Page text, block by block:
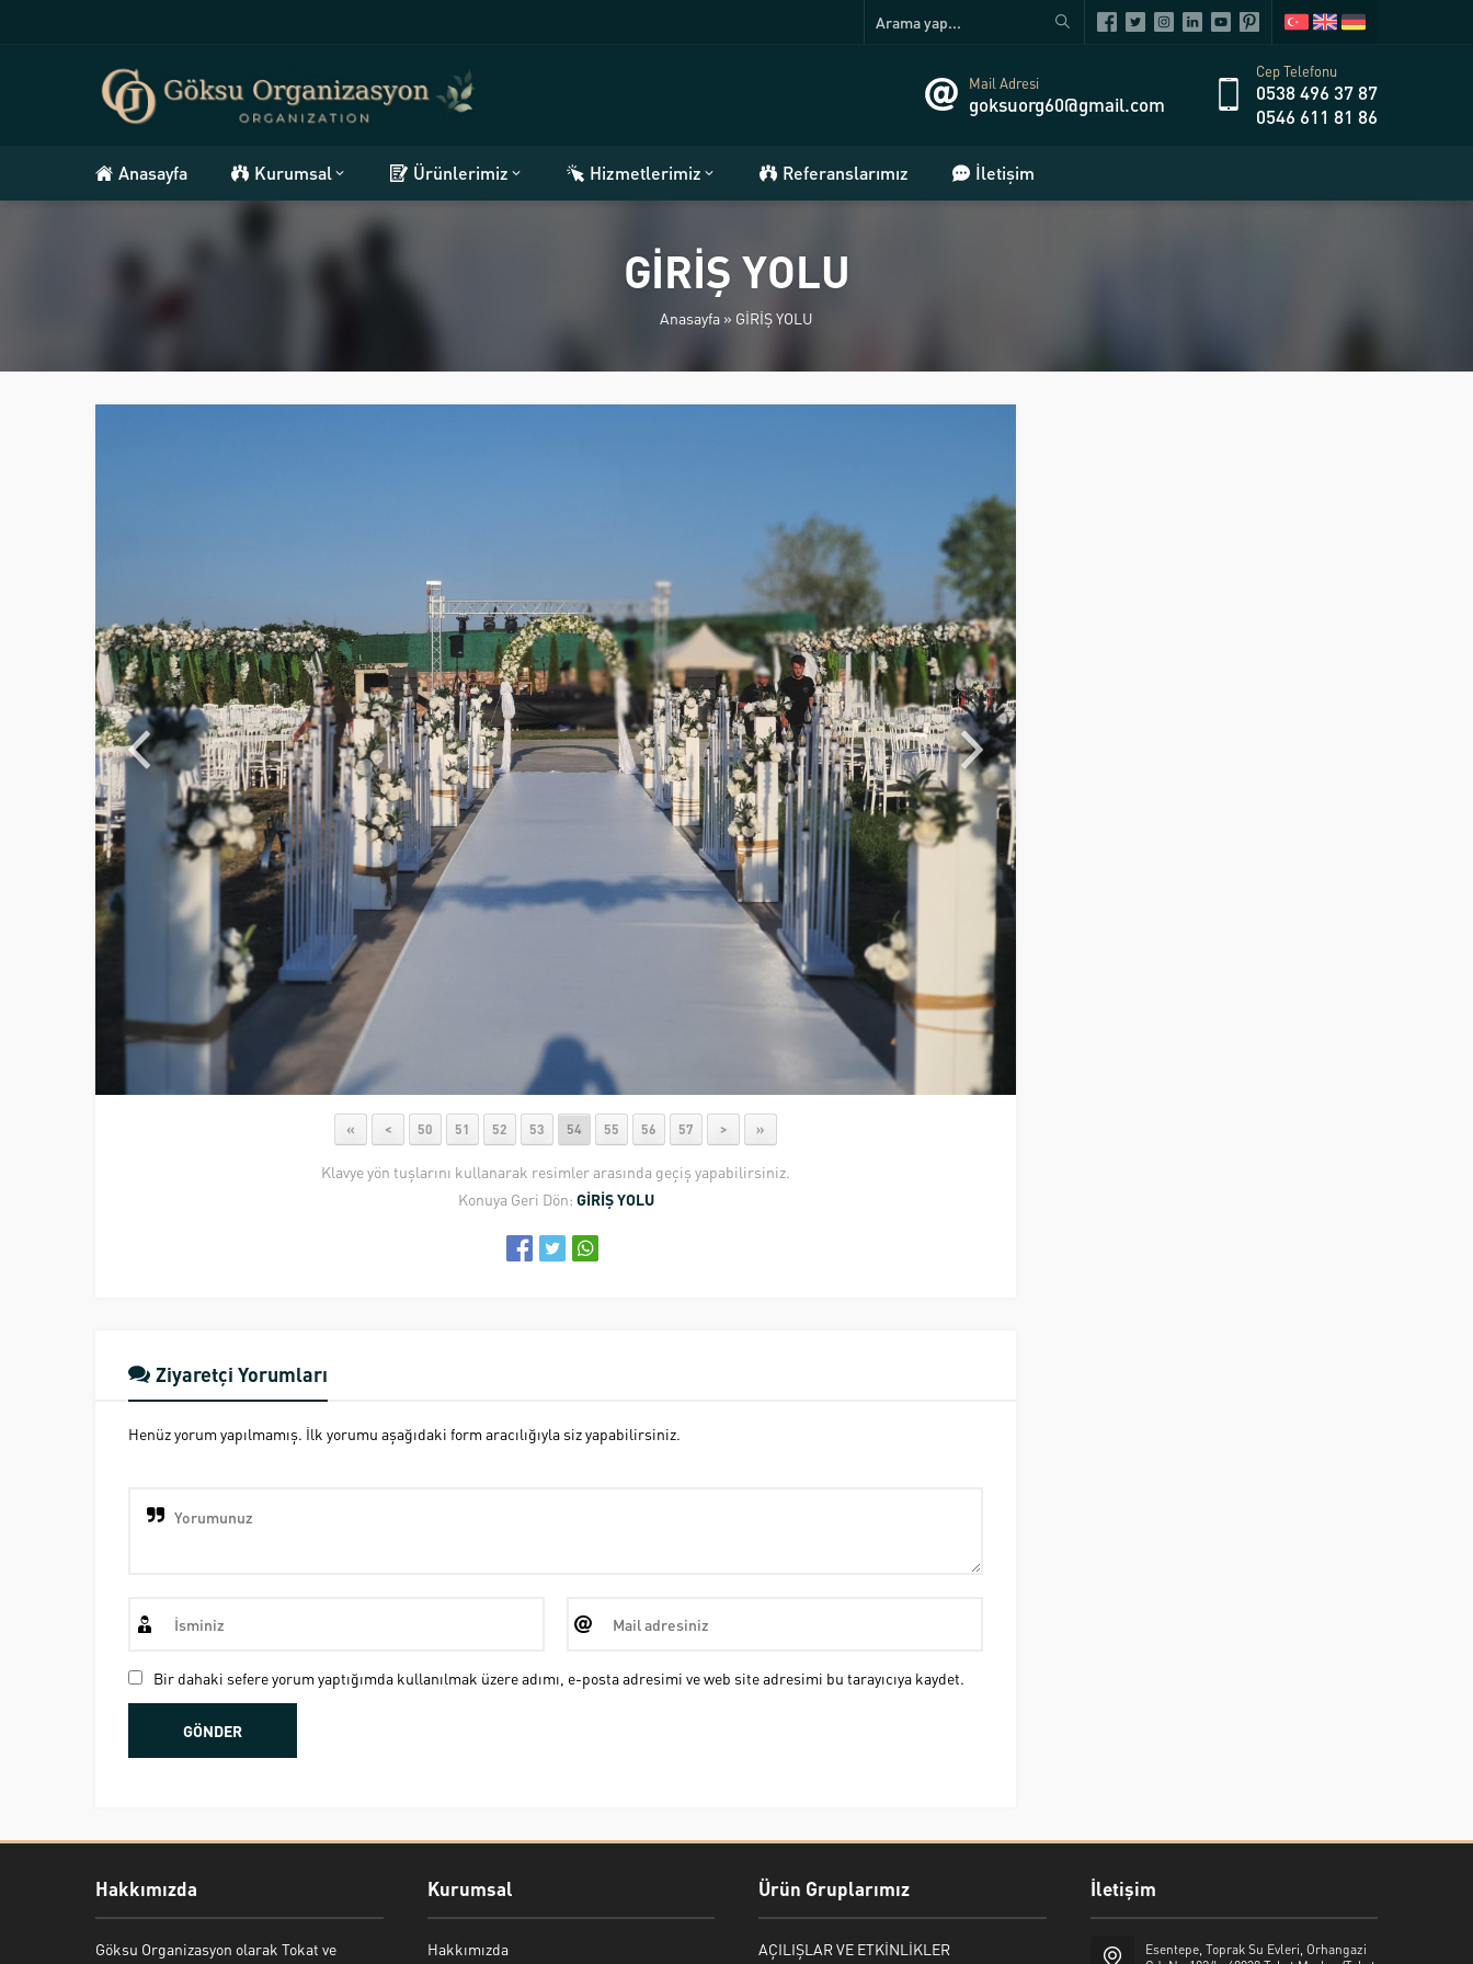
Mail Adresi
goksuorg60@gmail.com
Cep Telefonu
0538 496 37 87
0546 611 81 86
Anasayfa Kurumsal Ürünlerimiz Hizmetlerimiz Referanslarımız İletişim
GİRİŞ YOLU
Anasayfa » GİRİŞ YOLU
« < 50 51 52 53 54 55 56 57 > »
Klavye yön tuşlarını kullanarak resimler arasında geçiş yapabilirsiniz.
Konuya Geri Dön: GİRİŞ YOLU
Ziyaretçi Yorumları
Henüz yorum yapılmamış. İlk yorumu aşağıdaki form aracılığıyla siz yapabilirsiniz.
Bir dahaki sefere yorum yaptığımda kullanılmak üzere adımı, e-posta adresimi ve web site adresimi bu tarayıcıya kaydet.
Hakkımızda
Göksu Organizasyon olarak Tokat ve
Kurumsal
Hakkımızda
Ürün Gruplarımız
AÇILIŞLAR VE ETKİNLİKLER
İletişim
Esentepe, Toprak Su Evleri, Orhangazi
Bekir Kiper